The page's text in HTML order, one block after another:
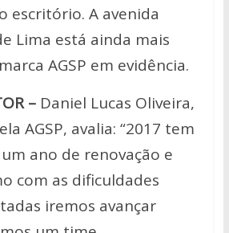
escritório. A avenida
Lima está ainda mais
AGSP em evidência.
–Daniel Lucas Oliveira,
AGSP, avalia: “2017 tem
ano de renovação e
com as dificuldades
iremos avançar